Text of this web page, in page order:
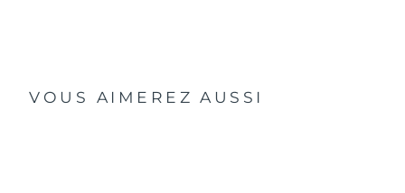
VOUS AIMEREZ AUSSI